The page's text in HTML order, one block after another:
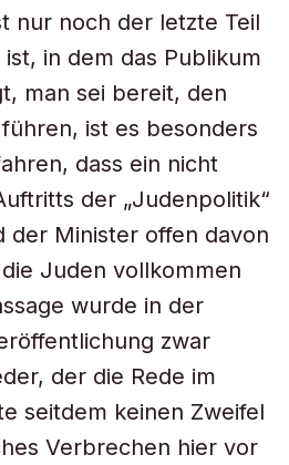
nur noch der letzte Teil
in dem das Publikum
man sei bereit, den
ist es besonders
dass ein nicht
der „Judenpolitik“
der Minister offen davon
Juden vollkommen
wurde in der
zwar
der die Rede im
seitdem keinen Zweifel
Verbrechen hier vor